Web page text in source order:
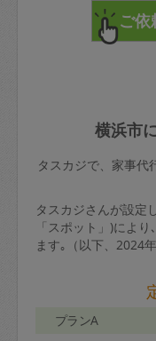
横浜市
タスカジで、家事代
タスカジさんが設定
「スポット」)によ
ます｡（以下、2024
プランA